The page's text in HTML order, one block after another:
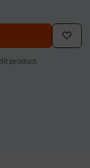
product.